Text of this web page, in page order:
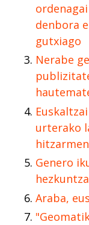
denbora
gutxiago
Nerabe
urterako
Genero
Araba,